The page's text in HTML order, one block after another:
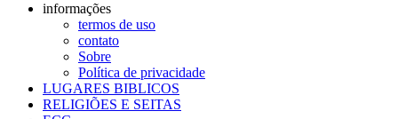
informações
termos de uso
contato
Sobre
Política de privacidade
LUGARES BIBLICOS
RELIGIÕES E SEITAS